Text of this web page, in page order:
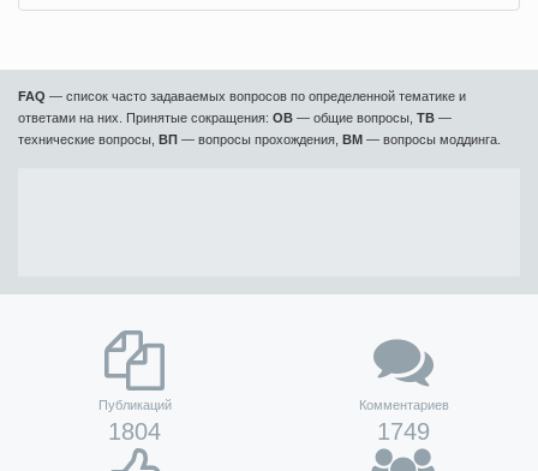
FAQ — список часто задаваемых вопросов по определенной тематике и
ответами на них. Принятые сокращения: ОВ — общие вопросы, ТВ —
технические вопросы, ВП — вопросы прохождения, ВМ — вопросы моддинга.
Публикаций
1804
Комментариев
1749